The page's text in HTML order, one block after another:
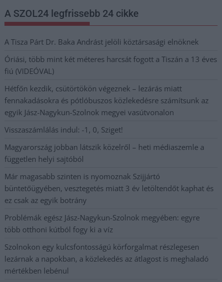
A SZOL24 legfrissebb 24 cikke
A Tisza Párt Dr. Baka Andrást jelöli köztársasági elnöknek
Óriási, több mint két méteres harcsát fogott a Tiszán a 13 éves
fiú (VIDEÓVAL)
Hétfőn kezdik, csütörtökön végeznek – lezárás miatt
fennakadásokra és pótlóbuszos közlekedésre számítsunk az
egyik Jász-Nagykun-Szolnok megyei vasútvonalon
Visszaszámlálás indul: -1, 0, Sziget!
Magyarország jobban látszik közelről – heti médiaszemle a
független helyi sajtóból
Már magasabb szinten is nyomoznak Szijjártó
büntetőügyében, vesztegetés miatt 3 év letöltendőt kaphat és
ez csak az egyik botrány
Problémák egész Jász-Nagykun-Szolnok megyében: egyre
több otthoni kútból fogy ki a víz
Szolnokon egy kulcsfontosságú körforgalmat részlegesen
lezárnak a napokban, a közlekedés az átlagost is meghaladó
mértékben lebénul